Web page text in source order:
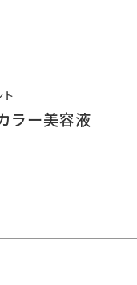
ト
ラー美容液